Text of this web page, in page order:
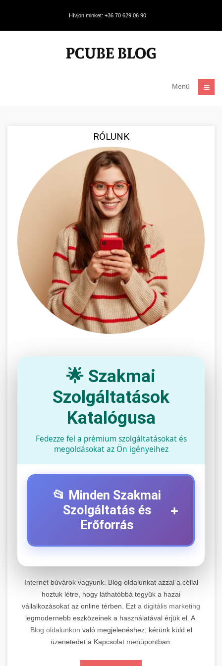
Hívjon minket: +36 70 629 06 90
Menü
RÓLUNK
🌟 Szakmai
Szolgáltatások
Katalógusa
Fedezze fel a prémium szolgáltatásokat és
megoldásokat az Ön igényeihez
📂 Minden Szakmai
Szolgáltatás és
Erőforrás
+
+
Professzionális elektromos roller javítási és
karbantartási szolgáltatások. Szakértő
technikusaink minőségi szervízt nyújtanak
minden jelentős márkához és modellhez.
Szervizközpont Látogatása
📊 2. Online Marketing
Ügynökség
+
Átfogó online marketing szolgáltatások,
beleértve a SEO-t, közösségi média kezelést és
Internet búvárok vagyunk. Blog oldalunkat azzal a céllal
hoztuk létre, hogy láthatóbbá tegyük a hazai
vállalkozásokat az online térben. Ezt a digitális marketing
legmodernebb eszközeinek a használatával érjük el. A
Blog oldalunkon való megjelenéshez, kérünk küld el
üzenetedet a Kapcsolat menüpontban.